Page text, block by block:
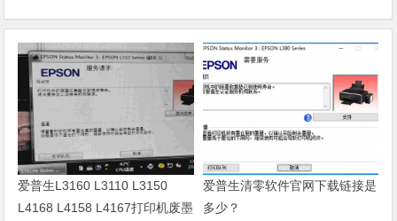
爱普生L3160 L3110 L3150
L4168 L4158 L4167打印机废墨
爱普生清零软件官网下载链接是
多少？